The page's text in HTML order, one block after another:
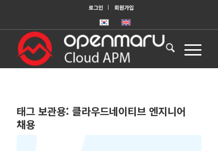
로그인 회원가입
태그 보관용: 클라우드네이티브 엔지니어
채용